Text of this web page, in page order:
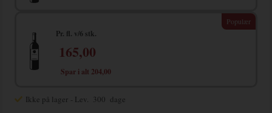
Pr. fl. v/6 stk.
Spar i alt 204,00
165,00
Ikke på lager - Lev. 300 dage